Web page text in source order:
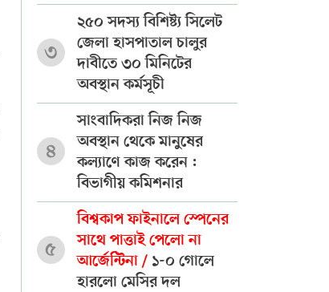
৩
২৫০ সদস্য বিশিষ্ট্য সিলেট
জেলা হাসপাতাল চালুর
দাবীতে ৩০ মিনিটের
অবস্থান কর্মসূচী
৪
সাংবাদিকরা নিজ নিজ
অবস্থান থেকে মানুষের
কল্যাণে কাজ করেন :
বিভাগীয় কমিশনার
৫
বিশ্বকাপ ফাইনালে স্পেনের
সাথে পাত্তাই পেলো না
আর্জেন্টিনা / ১-০ গোলে
হারলো মেসির দল